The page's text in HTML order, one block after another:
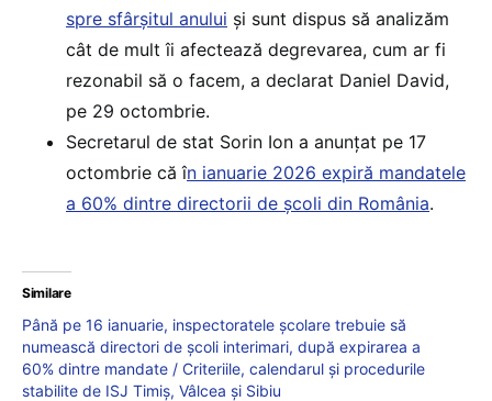
spre sfârșitul anului și sunt dispus să analizăm
cât de mult îi afectează degrevarea, cum ar fi
rezonabil să o facem, a declarat Daniel David,
pe 29 octombrie.
Secretarul de stat Sorin Ion a anunțat pe 17
octombrie că în ianuarie 2026 expiră mandatele
a 60% dintre directorii de școli din România.
Similare
Până pe 16 ianuarie, inspectoratele școlare trebuie să
numească directori de școli interimari, după expirarea a
60% dintre mandate / Criteriile, calendarul și procedurile
stabilite de ISJ Timiș, Vâlcea și Sibiu